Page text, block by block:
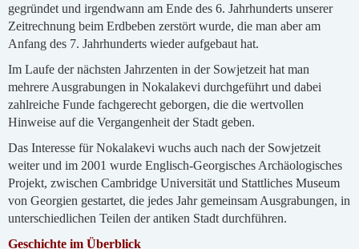
gegründet und irgendwann am Ende des 6. Jahrhunderts unserer
Zeitrechnung beim Erdbeben zerstört wurde, die man aber am
Anfang des 7. Jahrhunderts wieder aufgebaut hat.
Im Laufe der nächsten Jahrzenten in der Sowjetzeit hat man
mehrere Ausgrabungen in Nokalakevi durchgeführt und dabei
zahlreiche Funde fachgerecht geborgen, die die wertvollen
Hinweise auf die Vergangenheit der Stadt geben.
Das Interesse für Nokalakevi wuchs auch nach der Sowjetzeit
weiter und im 2001 wurde Englisch-Georgisches Archäologisches
Projekt, zwischen Cambridge Universität und Stattliches Museum
von Georgien gestartet, die jedes Jahr gemeinsam Ausgrabungen, in
unterschiedlichen Teilen der antiken Stadt durchführen.
Geschichte im Überblick